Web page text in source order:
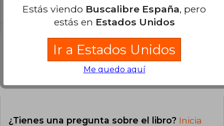
Blanda.
Preguntas y respuestas sobre el libro
¿Tienes una pregunta sobre el libro? Inicia
Estás viendo Buscalibre España, pero
estás en Estados Unidos
Ir a Estados Unidos
Me quedo aquí